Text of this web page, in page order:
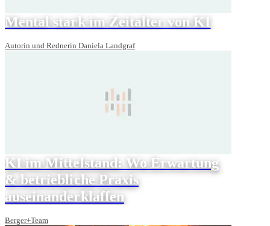
Mental stark im Zeitalter von KI
Autorin und Rednerin Daniela Landgraf
KI im Mittelstand: Wo Erwartung
& betriebliche Praxis
auseinanderklaffen
Berger+Team